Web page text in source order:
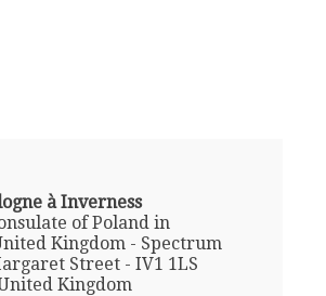
à Inverness
of Poland in
Kingdom - Spectrum
Street - IV1 1LS
Kingdom